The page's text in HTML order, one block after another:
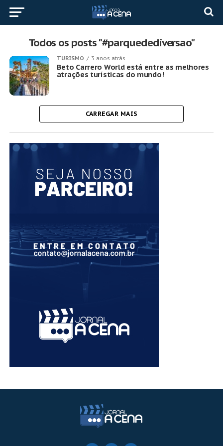
Todos os posts "#parquedediversao"
TURISMO 3 anos atrás
Beto Carrero World está entre as melhores
atrações turísticas do mundo!
CARREGAR MAIS